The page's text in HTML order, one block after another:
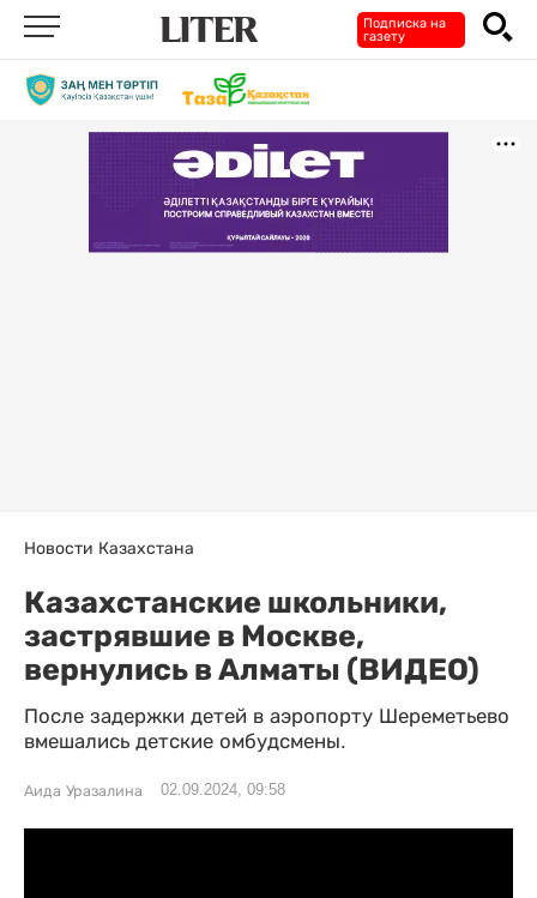
Подписка на
газету
Новости Казахстана
Казахстанские школьники,
застрявшие в Москве,
вернулись в Алматы (ВИДЕО)
После задержки детей в аэропорту Шереметьево
вмешались детские омбудсмены.
Аида Уразалина 02.09.2024, 09:58